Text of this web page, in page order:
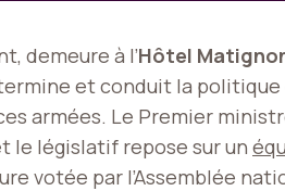
demeure à l’Hôtel
et conduit la politique
armées. Le Premier
le législatif repose sur un
votée par l’Assemblée